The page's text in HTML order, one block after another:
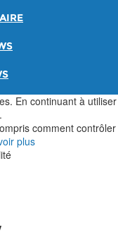
En continuant à
comment
plus